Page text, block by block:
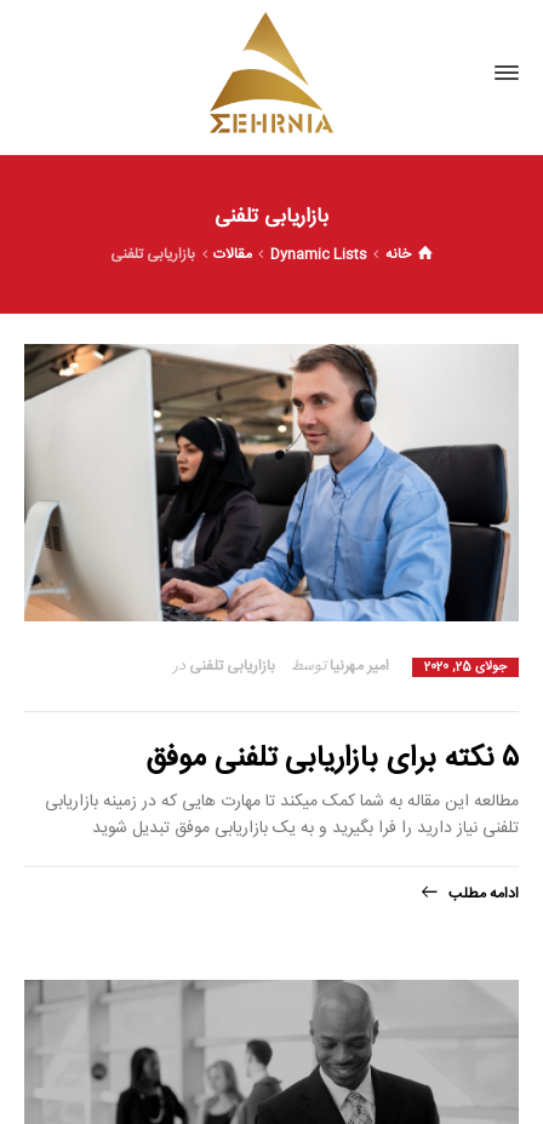
بازاریابی تلفنی
خانه Dynamic Lists مقالات بازاریابی تلفنی
جولای 25, 2020 امیر مهرنیاتوسط بازاریابی تلفنی در
۵ نکته برای بازاریابی تلفنی موفق
مطالعه این مقاله به شما کمک میکند تا مهارت هایی که در زمینه بازاریابی
تلفنی نیاز دارید را فرا بگیرید و به یک بازاریابی موفق تبدیل شوید
ادامه مطلب